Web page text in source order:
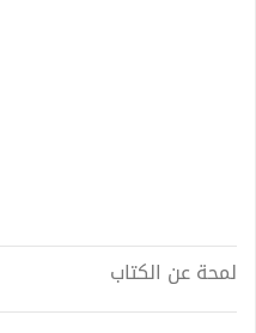
لمحة عن الكتاب